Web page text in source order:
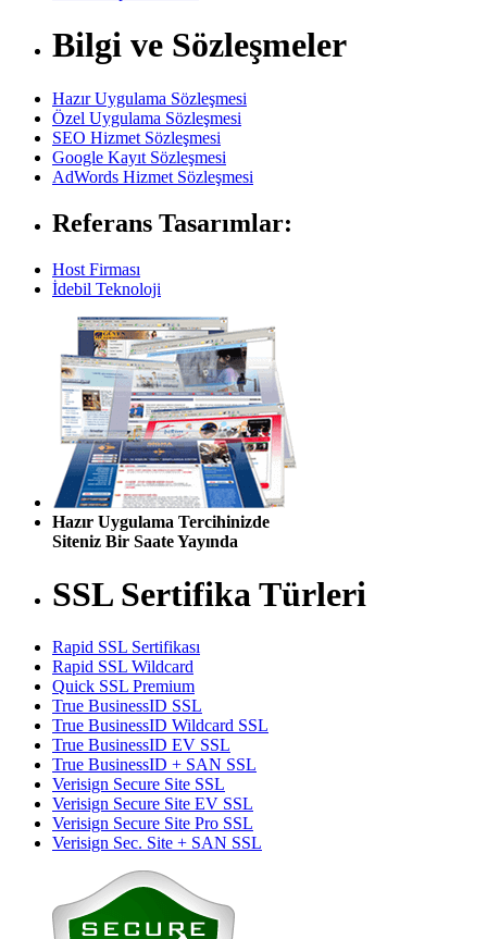
Bilgi ve Sözleşmeler
Hazır Uygulama Sözleşmesi
Özel Uygulama Sözleşmesi
SEO Hizmet Sözleşmesi
Google Kayıt Sözleşmesi
AdWords Hizmet Sözleşmesi
Referans Tasarımlar:
Host Firması
İdebil Teknoloji
Hazır Uygulama Tercihinizde
Siteniz Bir Saate Yayında
SSL Sertifika Türleri
Rapid SSL Sertifikası
Rapid SSL Wildcard
Quick SSL Premium
True BusinessID SSL
True BusinessID Wildcard SSL
True BusinessID EV SSL
True BusinessID + SAN SSL
Verisign Secure Site SSL
Verisign Secure Site EV SSL
Verisign Secure Site Pro SSL
Verisign Sec. Site + SAN SSL